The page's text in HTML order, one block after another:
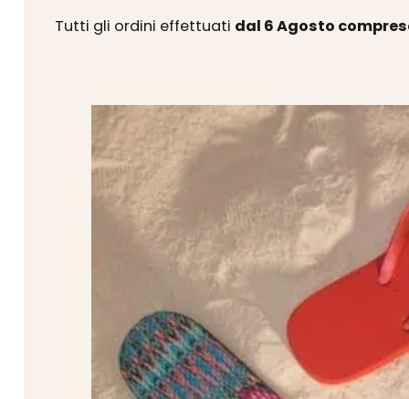
Tutti gli ordini effettuati dal 6 Agosto